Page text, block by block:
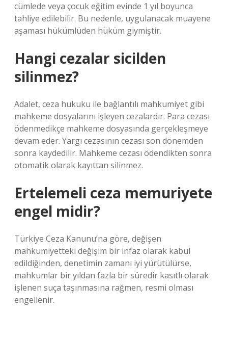
cümlede veya çocuk eğitim evinde 1 yıl boyunca
tahliye edilebilir. Bu nedenle, uygulanacak muayene
aşaması hükümlüden hüküm giymiştir.
Hangi cezalar sicilden
silinmez?
Adalet, ceza hukuku ile bağlantılı mahkumiyet gibi
mahkeme dosyalarını işleyen cezalardır. Para cezası
ödenmedikçe mahkeme dosyasında gerçekleşmeye
devam eder. Yargı cezasının cezası son dönemden
sonra kaydedilir. Mahkeme cezası ödendikten sonra
otomatik olarak kayıttan silinmez.
Ertelemeli ceza memuriyete
engel midir?
Türkiye Ceza Kanunu’na göre, değişen
mahkumiyetteki değişim bir infaz olarak kabul
edildiğinden, denetimin zamanı iyi yürütülürse,
mahkumlar bir yıldan fazla bir süredir kasıtlı olarak
işlenen suça taşınmasına rağmen, resmi olması
engellenir.